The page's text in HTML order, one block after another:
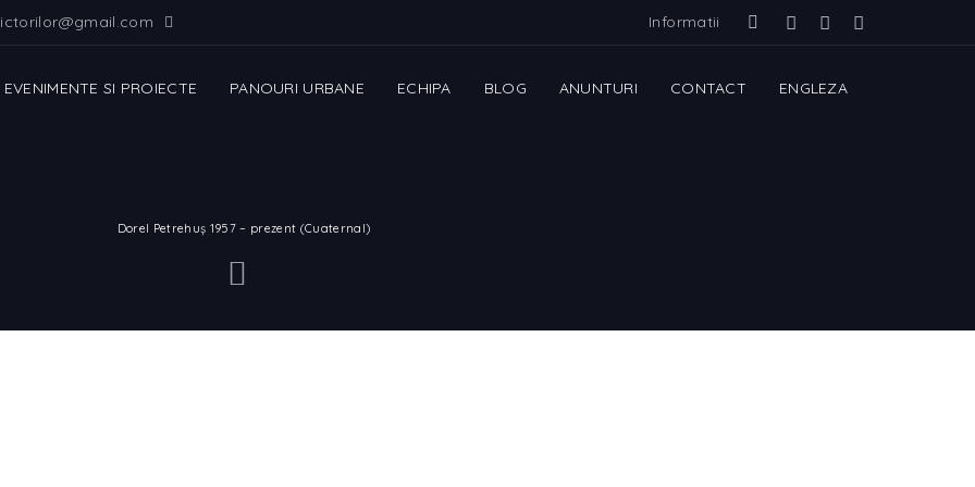
Informatii
EVENIMENTE SI PROIECTE PANOURI URBANE ECHIPA BLOG ANUNTURI CONTACT ENGLEZA
Dorel Petrehuș 1957 – prezent (Cuaternal)